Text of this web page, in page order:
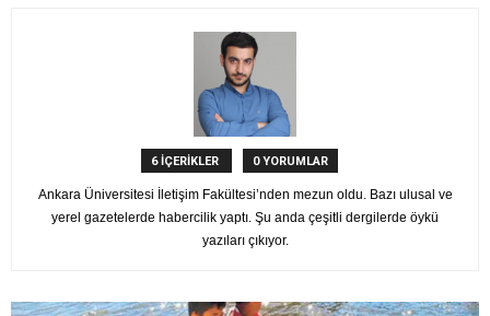
6 İÇERİKLER 0 YORUMLAR
Ankara Üniversitesi İletişim Fakültesi’nden mezun oldu. Bazı ulusal ve
yerel gazetelerde habercilik yaptı. Şu anda çeşitli dergilerde öykü
yazıları çıkıyor.